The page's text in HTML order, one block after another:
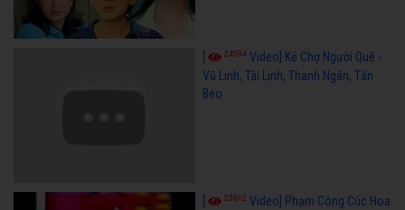
24594 Video] Kẻ Chợ Người Quê -
Vũ Linh, Tài Linh, Thanh Ngân, Tấn
Beo
23612 Video] Phạm Công Cúc Hoa